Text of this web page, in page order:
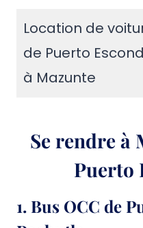
Location de
de Puerto
à Mazunte
Se rendre à
Puerto
1. Bus OCC de